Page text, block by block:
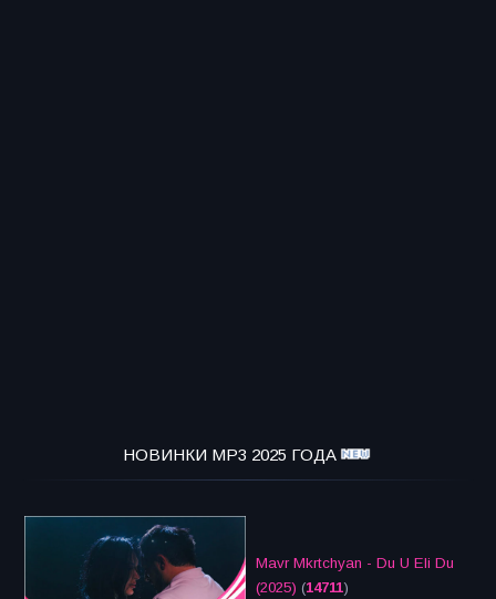
НОВИНКИ MP3 2025 ГОДА
Mavr Mkrtchyan - Du U Eli Du
(2025) (14711)